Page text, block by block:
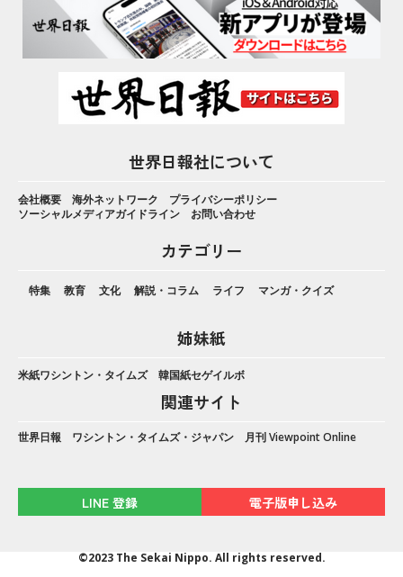
世界日報社について
会社概要 海外ネットワーク
プライバシーポリシー
ソーシャルメディアガイドライン
お問い合わせ
カテゴリー
特集 教育 文化 解説・コラム ライフ マンガ・クイズ
姉妹紙
米紙ワシントン・タイムズ 韓国紙セゲイルボ
関連サイト
世界日報 ワシントン・タイムズ・ジャパン 月刊 Viewpoint Online
LINE 登録 電子版申し込み
©2023 The Sekai Nippo. All rights reserved.